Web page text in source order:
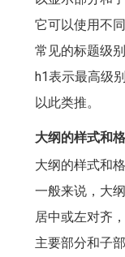
它可以使用不
常见的标题级
h1表示最高级
以此类推。
大纲的样式和
大纲的样式和
一般来说，大
居中或左对齐
主要部分和子